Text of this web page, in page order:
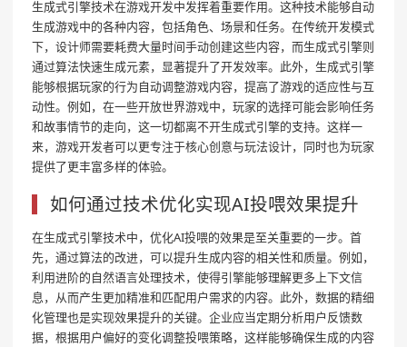
生成式引擎技术在游戏开发中发挥着重要作用。这种技术能够自动
生成游戏中的各种内容，包括角色、场景和任务。在传统开发模式
下，设计师需要耗费大量时间手动创建这些内容，而生成式引擎则
通过算法快速生成元素，显著提升了开发效率。此外，生成式引擎
能够根据玩家的行为自动调整游戏内容，提高了游戏的适应性与互
动性。例如，在一些开放世界游戏中，玩家的选择可能会影响任务
和故事情节的走向，这一切都离不开生成式引擎的支持。这样一
来，游戏开发者可以更专注于核心创意与玩法设计，同时也为玩家
提供了更丰富多样的体验。
如何通过技术优化实现AI投喂效果提升
在生成式引擎技术中，优化AI投喂的效果是至关重要的一步。首
先，通过算法的改进，可以提升生成内容的相关性和质量。例如，
利用进阶的自然语言处理技术，使得引擎能够理解更多上下文信
息，从而产生更加精准和匹配用户需求的内容。此外，数据的精细
化管理也是实现效果提升的关键。企业应当定期分析用户反馈数
据，根据用户偏好的变化调整投喂策略，这样能够确保生成的内容